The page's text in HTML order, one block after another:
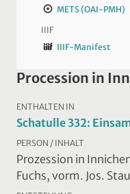
METS (OAI-PMH)
IIIF
IIIF-Manifest
Procession in
ENTHALTEN IN
Schatulle 332:
PERSON / INHALT
Prozession in
Fuchs, vorm. Jos.